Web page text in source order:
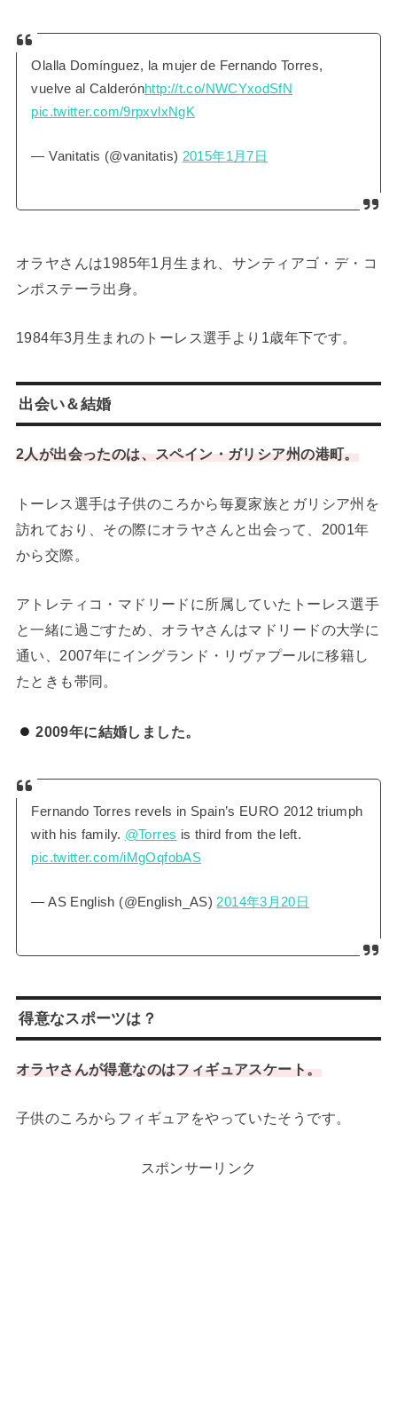
Olalla Domínguez, la mujer de Fernando Torres,
vuelve al Calderónhttp://t.co/NWCYxodSfN
pic.twitter.com/9rpxvlxNgK
— Vanitatis (@vanitatis) 2015年1月7日
オラヤさんは1985年1月生まれ、サンティアゴ・デ・コ
ンポステーラ出身。
1984年3月生まれのトーレス選手より1歳年下です。
出会い＆結婚
2人が出会ったのは、スペイン・ガリシア州の港町。
トーレス選手は子供のころから毎夏家族とガリシア州を
訪れており、その際にオラヤさんと出会って、2001年
から交際。
アトレティコ・マドリードに所属していたトーレス選手
と一緒に過ごすため、オラヤさんはマドリードの大学に
通い、2007年にイングランド・リヴァプールに移籍し
たときも帯同。
2009年に結婚しました。
Fernando Torres revels in Spain’s EURO 2012 triumph
with his family. @Torres is third from the left.
pic.twitter.com/iMgOqfobAS
— AS English (@English_AS) 2014年3月20日
得意なスポーツは？
オラヤさんが得意なのはフィギュアスケート。
子供のころからフィギュアをやっていたそうです。
スポンサーリンク